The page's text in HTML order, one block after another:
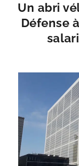
Un abri
Défense